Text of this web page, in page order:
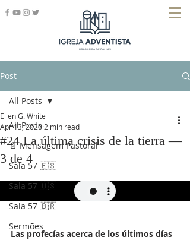
Post
All Posts
📄 Mensagem Pastoral
Sala 57 🇪🇸
Sala 57 🇺🇸
Sala 57 🇧🇷
Sermões
All Posts
#24 La última crisis de la tierra —
3 de 4
Ellen G. White
Apr 13, 2020 2 min read
Las profecías acerca de los últimos días